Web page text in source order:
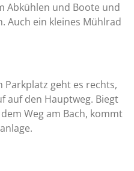
Abkühlen und Boote und
Auch ein kleines Mühlrad
Parkplatz geht es rechts,
auf den Hauptweg. Biegt
Weg am Bach, kommt